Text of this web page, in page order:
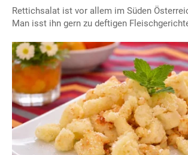
Rettichsalat ist vor allem im Süden
Man isst ihn gern zu deftigen